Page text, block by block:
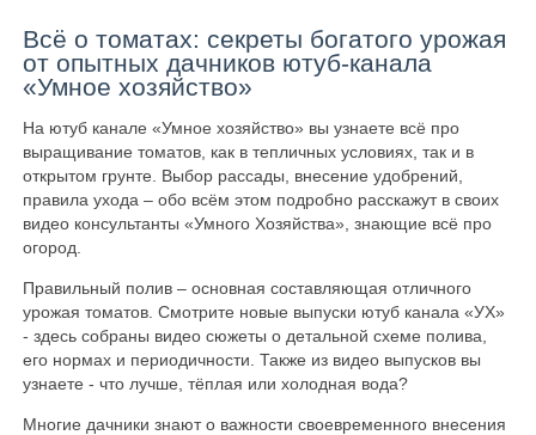
Всё о томатах: секреты богатого урожая
от опытных дачников ютуб-канала
«Умное хозяйство»
На ютуб канале «Умное хозяйство» вы узнаете всё про
выращивание томатов, как в тепличных условиях, так и в
открытом грунте. Выбор рассады, внесение удобрений,
правила ухода – обо всём этом подробно расскажут в своих
видео консультанты «Умного Хозяйства», знающие всё про
огород.
Правильный полив – основная составляющая отличного
урожая томатов. Смотрите новые выпуски ютуб канала «УХ»
- здесь собраны видео сюжеты о детальной схеме полива,
его нормах и периодичности. Также из видео выпусков вы
узнаете - что лучше, тёплая или холодная вода?
Многие дачники знают о важности своевременного внесения